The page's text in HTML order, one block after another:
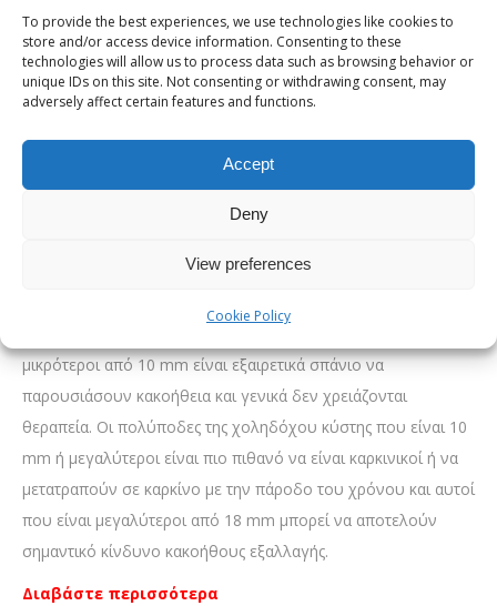
To provide the best experiences, we use technologies like cookies to
store and/or access device information. Consenting to these
technologies will allow us to process data such as browsing behavior or
unique IDs on this site. Not consenting or withdrawing consent, may
adversely affect certain features and functions.
Accept
Deny
View preferences
Cookie Policy
καρκινικοί, αλλά περίπου το 95% των πολυπόδων της
χοληδόχου κύστης είναι καλοήθεις. Η πλειονότητα των
πολύποδων της χοληδόχου κύστης είναι ακίνδυνοι, καθώς
συνήθως αποτελούνται από συσσώρευση χοληστερόλης και
όχι από καρκινικά κύτταρα. Όμως, σε ορισμένες περιπτώσεις
μπορεί να αποτελούν μικρούς όγκους, μερικοί από τους
Το μέγεθος ενός πολύποδα της χοληδόχου κύστης μπορεί να
μικρότεροι από 10 mm είναι εξαιρετικά σπάνιο να
παρουσιάσουν κακοήθεια και γενικά δεν χρειάζονται
θεραπεία. Οι πολύποδες της χοληδόχου κύστης που είναι 10
mm ή μεγαλύτεροι είναι πιο πιθανό να είναι καρκινικοί ή να
μετατραπούν σε καρκίνο με την πάροδο του χρόνου και αυτοί
που είναι μεγαλύτεροι από 18 mm μπορεί να αποτελούν
σημαντικό κίνδυνο κακοήθους εξαλλαγής.
Διαβάστε περισσότερα